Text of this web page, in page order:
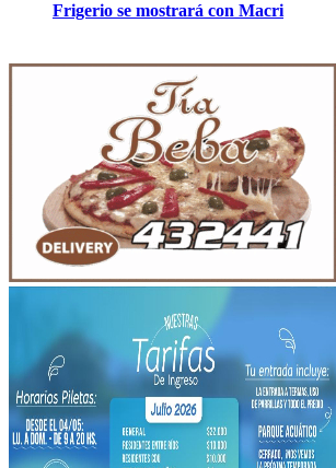
Frigerio se mostrará con Macri